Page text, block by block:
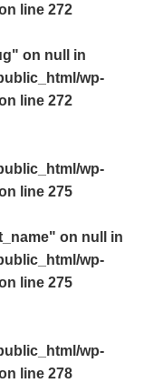
line 272
on null in
wp-
line 272
wp-
line 275
on null in
wp-
line 275
wp-
line 278